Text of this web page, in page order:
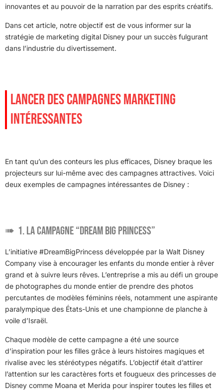
innovantes et au pouvoir de la narration par des esprits créatifs.
Dans cet article, notre objectif est de vous informer sur la
stratégie de marketing digital Disney pour un succès fulgurant
dans l’industrie du divertissement.
LANCER DES CAMPAGNES MARKETING
INTÉRESSANTES
En tant qu’un des conteurs les plus efficaces, Disney braque les
projecteurs sur lui-même avec des campagnes attractives. Voici
deux exemples de campagnes intéressantes de Disney :
1. La campagne “Dream Big Princess”
L’initiative #DreamBigPrincess développée par la Walt Disney
Company vise à encourager les enfants du monde entier à rêver
grand et à suivre leurs rêves. L’entreprise a mis au défi un groupe
de photographes du monde entier de prendre des photos
percutantes de modèles féminins réels, notamment une aspirante
paralympique des États-Unis et une championne de planche à
voile d’Israël.
Chaque modèle de cette campagne a été une source
d’inspiration pour les filles grâce à leurs histoires magiques et
rivalise avec les stéréotypes négatifs. L’objectif était d’attirer
l’attention sur les caractères forts et fougueux des princesses de
Disney comme Moana et Merida pour inspirer toutes les filles et